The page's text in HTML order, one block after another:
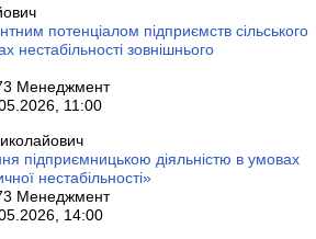
потенціалом підприємств сільського
нестабільності зовнішнього
Менеджмент
11:00
підприємницькою діяльністю в умовах
нестабільності»
Менеджмент
14:00